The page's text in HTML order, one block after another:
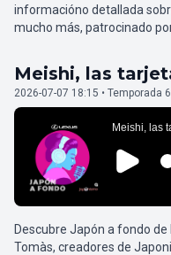
informacióno detallada
mucho más, patrocinado
Meishi, las
2026-07-07 18:15 • Temporada
Descubre Japón a fondo
Tomàs, creadores de